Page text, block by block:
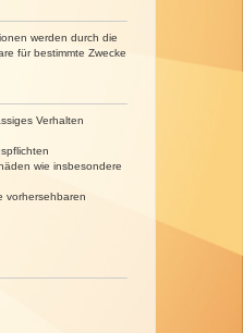
werden durch die
für bestimmte Zwecke
Verhalten
wie insbesondere
vorhersehbaren